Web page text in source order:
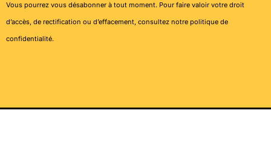
Vous pourrez vous désabonner à tout moment. Pour faire valoir votre droit
d’accès, de rectification ou d’effacement, consultez notre politique de
confidentialité.